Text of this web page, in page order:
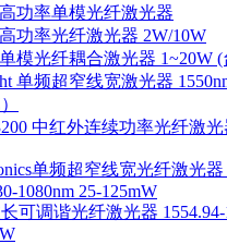
高功率单模光纤激光器
功率光纤激光器 2W/10W
模光纤耦合激光器 1~20W
单频超窄线宽激光器
中红外连续功率光纤激光
单频超窄线宽光纤激光器
1080nm 25-125mW
可调谐光纤激光器 1554.94-